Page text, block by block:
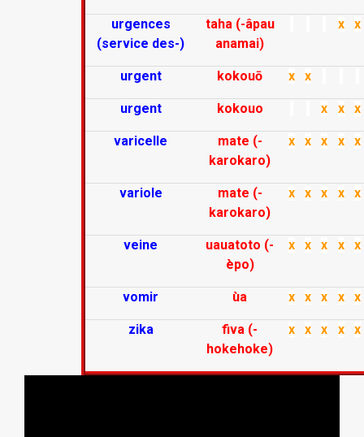
urgences
(service des-)
taha (-âpau
anamai)
x x
urgent kokouō x x
urgent kokouo x x x
varicelle
mate (-
karokaro)
x x x x x
variole
mate (-
karokaro)
x x x x x
veine
uauatoto (-
èpo)
x x x x x
vomir ùa x x x x x
zika
fiva (-
hokehoke)
x x x x x